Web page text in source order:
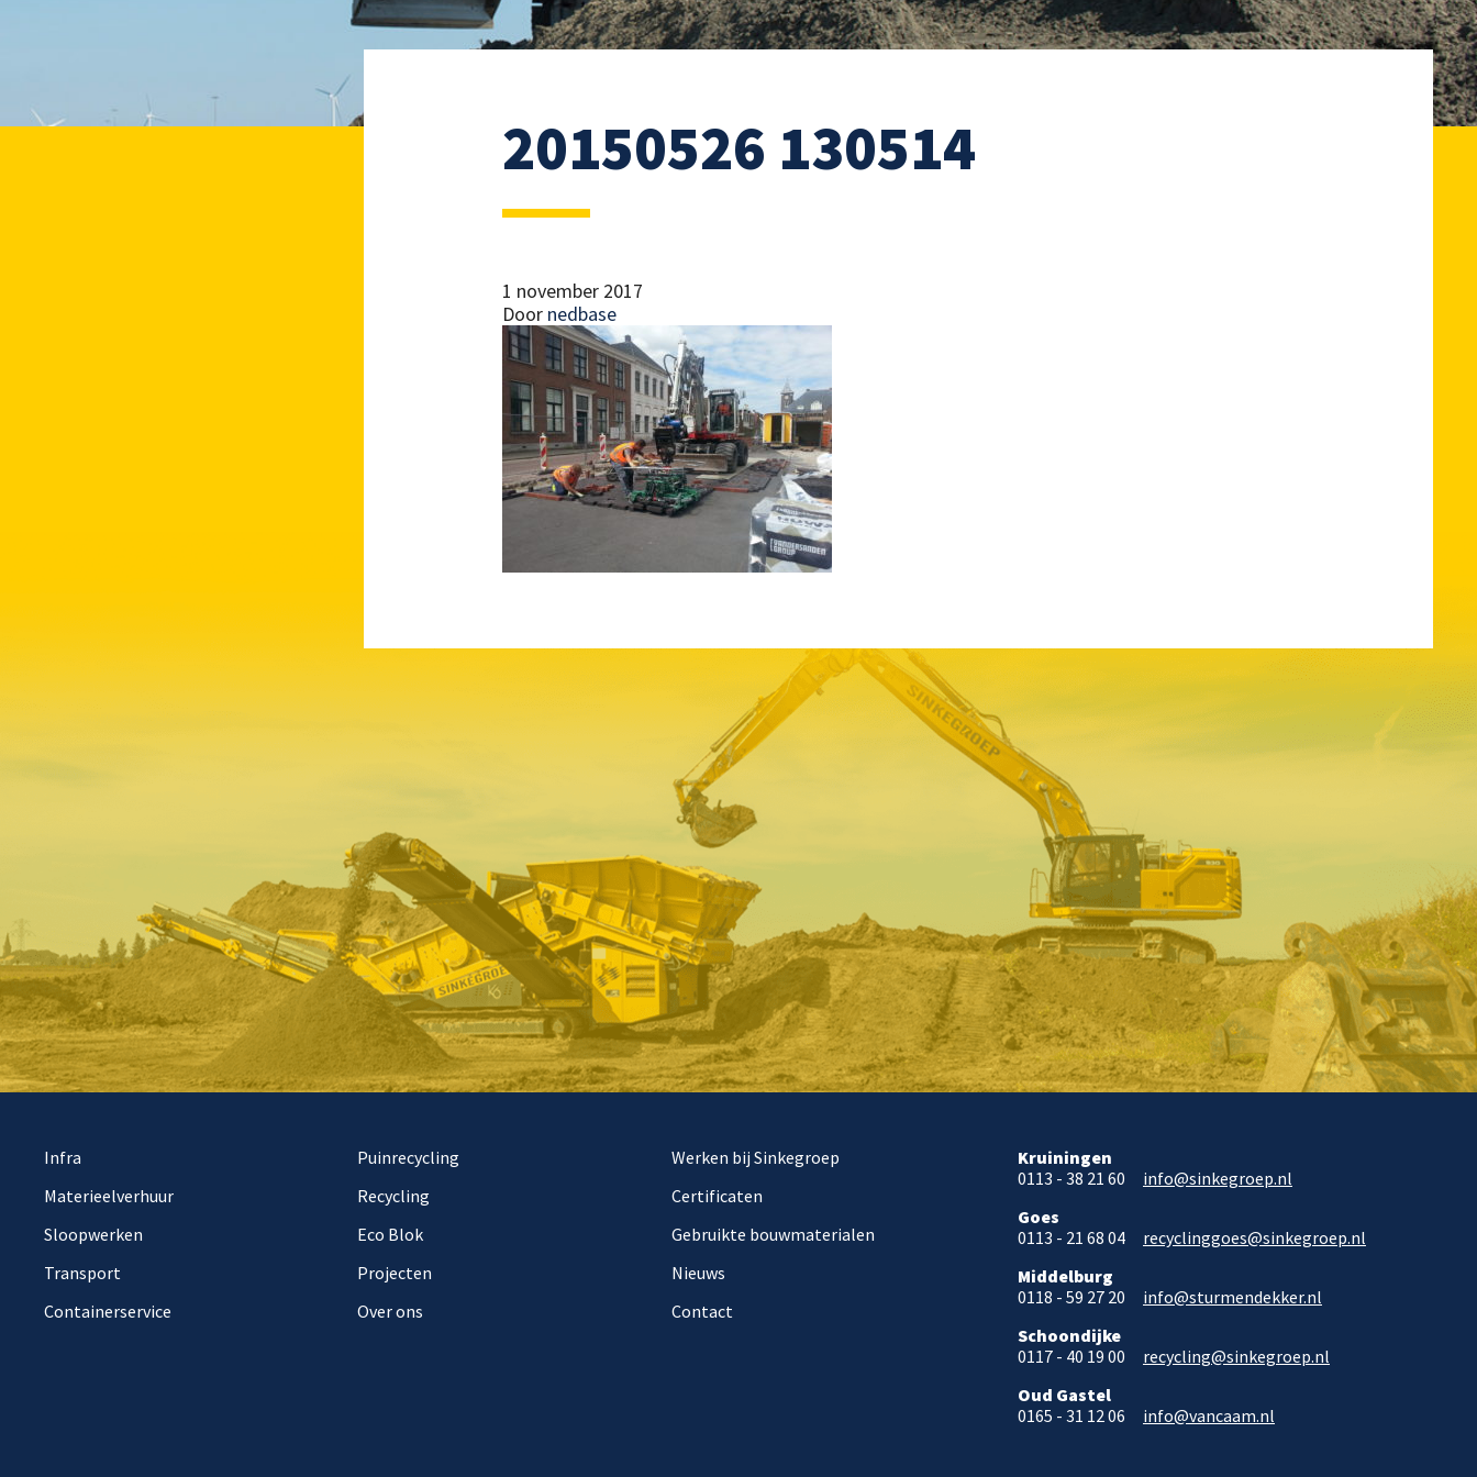
20150526 130514
1 november 2017
Door nedbase
Infra
Materieelverhuur
Sloopwerken
Transport
Containerservice
Puinrecycling
Recycling
Eco Blok
Projecten
Over ons
Werken bij Sinkegroep
Certificaten
Gebruikte bouwmaterialen
Nieuws
Contact
Kruiningen
0113 - 38 21 60
info@sinkegroep.nl
Goes
0113 - 21 68 04
recyclinggoes@sinkegroep.nl
Middelburg
0118 - 59 27 20
info@sturmendekker.nl
Schoondijke
0117 - 40 19 00
recycling@sinkegroep.nl
Oud Gastel
0165 - 31 12 06
info@vancaam.nl